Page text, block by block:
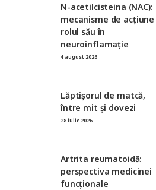
N-acetilcisteina (NAC):
mecanisme de acțiune
rolul său în
neuroinflamație
4 august 2026
Lăptișorul de matcă,
între mit și dovezi
28 iulie 2026
Artrita reumatoidă:
perspectiva medicinei
funcționale